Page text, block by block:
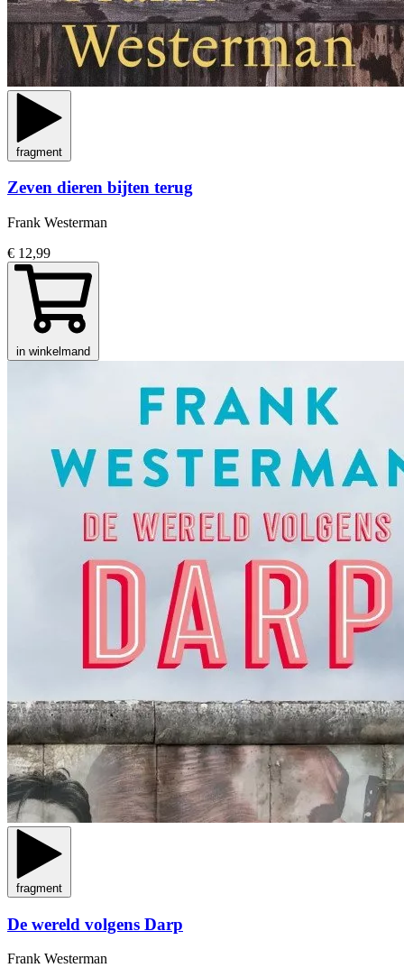
fragment
Zeven dieren bijten terug
Frank Westerman
€ 12,99
in winkelmand
fragment
De wereld volgens Darp
Frank Westerman